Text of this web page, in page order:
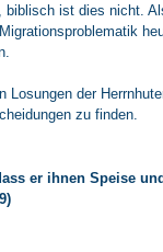
biblisch ist dies nicht.
Losungen der
zu finden.
er ihnen Speise